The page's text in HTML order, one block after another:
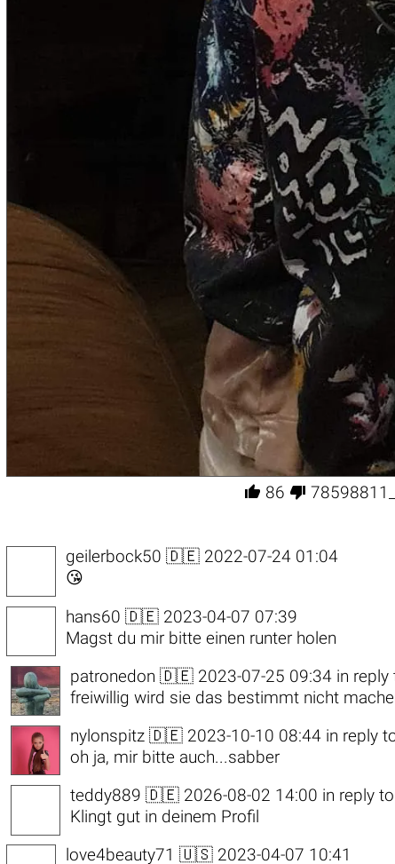
 86 
geilerbock50 🇩🇪 2022-07-24 01:04
😘
hans60 🇩🇪 2023-04-07 07:39
Magst du mir bitte einen runter holen
patronedon 🇩🇪 2023-07-25 09:34 in reply
freiwillig wird sie das bestimmt nicht
nylonspitz🇩🇪 2023-10-10 08:44 in reply
oh ja, mir bitte auch...sabber
teddy889 🇩🇪 2026-08-02 14:00 in reply
Klingt gut in deinem Profil
love4beauty71 🇺🇸 2023-04-07 10:41